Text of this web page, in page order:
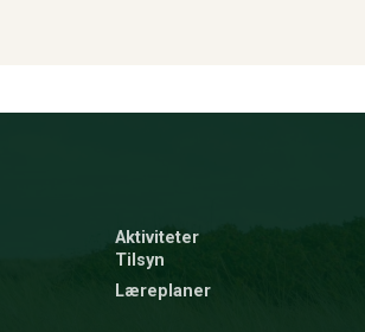
Aktiviteter
Tilsyn
Læreplaner